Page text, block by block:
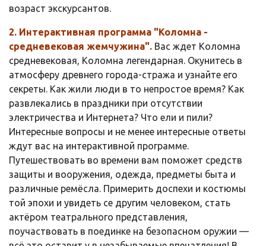
возраст экскурсантов.
2. Интерактивная программа "Коломна -
средневековая жемчужина". Вас ждет Коломна
средневековая, Коломна легендарная. Окунитесь в
атмосферу древнего города-стража и узнайте его
секреты. Как жили люди в то непростое время? Как
развлекались в праздники при отсутствии
электричества и Интернета? Что ели и пили?
Интересные вопросы и не менее интересные ответы
ждут вас на интерактивной программе.
Путешествовать во времени вам поможет средств
защиты и вооружения, одежда, предметы быта и
различные ремёсла. Примерить доспехи и костюмы
той эпохи и увидеть се другим человеком, стать
актёром театрального представления,
поучаствовать в поединке на безопасном оружии —